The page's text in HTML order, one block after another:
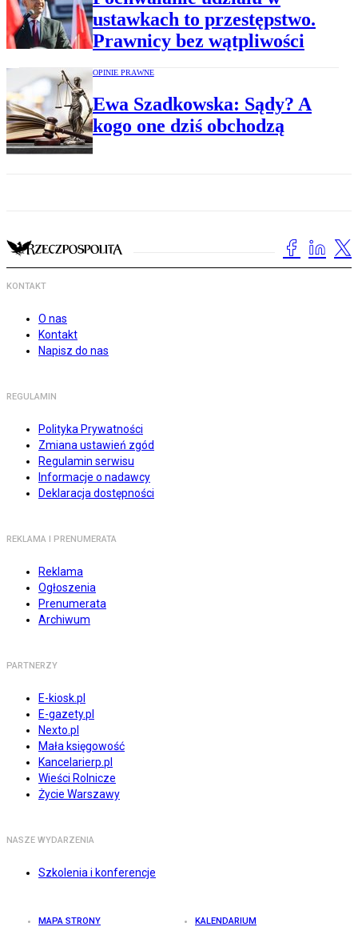
ustawkach to przestępstwo.
Prawnicy bez wątpliwości
OPINIE PRAWNE
Ewa Szadkowska: Sądy? A
kogo one dziś obchodzą
KONTAKT
O nas
Kontakt
Napisz do nas
REGULAMIN
Polityka Prywatności
Zmiana ustawień zgód
Regulamin serwisu
Informacje o nadawcy
Deklaracja dostępności
REKLAMA I PRENUMERATA
Reklama
Ogłoszenia
Prenumerata
Archiwum
PARTNERZY
E-kiosk.pl
E-gazety.pl
Nexto.pl
Mała księgowość
Kancelarierp.pl
Wieści Rolnicze
Życie Warszawy
NASZE WYDARZENIA
Szkolenia i konferencje
MAPA STRONY KALENDARIUM